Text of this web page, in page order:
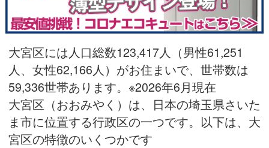
大宮区には人口総数123,417人（男性61,251
人、女性62,166人）がお住まいで、世帯数は
59,336世帯あります。※2026年6月現在
大宮区（おおみやく）は、日本の埼玉県さいた
ま市に位置する行政区の一つです。以下は、大
宮区の特徴のいくつかです